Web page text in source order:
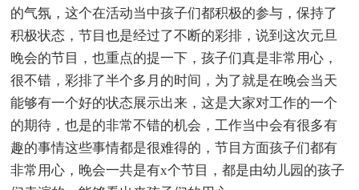
的气氛，这个在活动当中孩子们都积极的参与，保持了
积极状态，节目也是经过了不断的彩排，说到这次元旦
晚会的节目，也重点的提一下，孩子们真是非常用心，
很不错，彩排了半个多月的时间，为了就是在晚会当天
能够有一个好的状态展示出来，这是大家对工作的一个
的期待，也是的非常不错的机会，工作当中会有很多有
趣的事情这些事情都是很难得的，节目方面孩子们都有
非常用心，晚会一共是有x个节目，都是由幼儿园的孩子